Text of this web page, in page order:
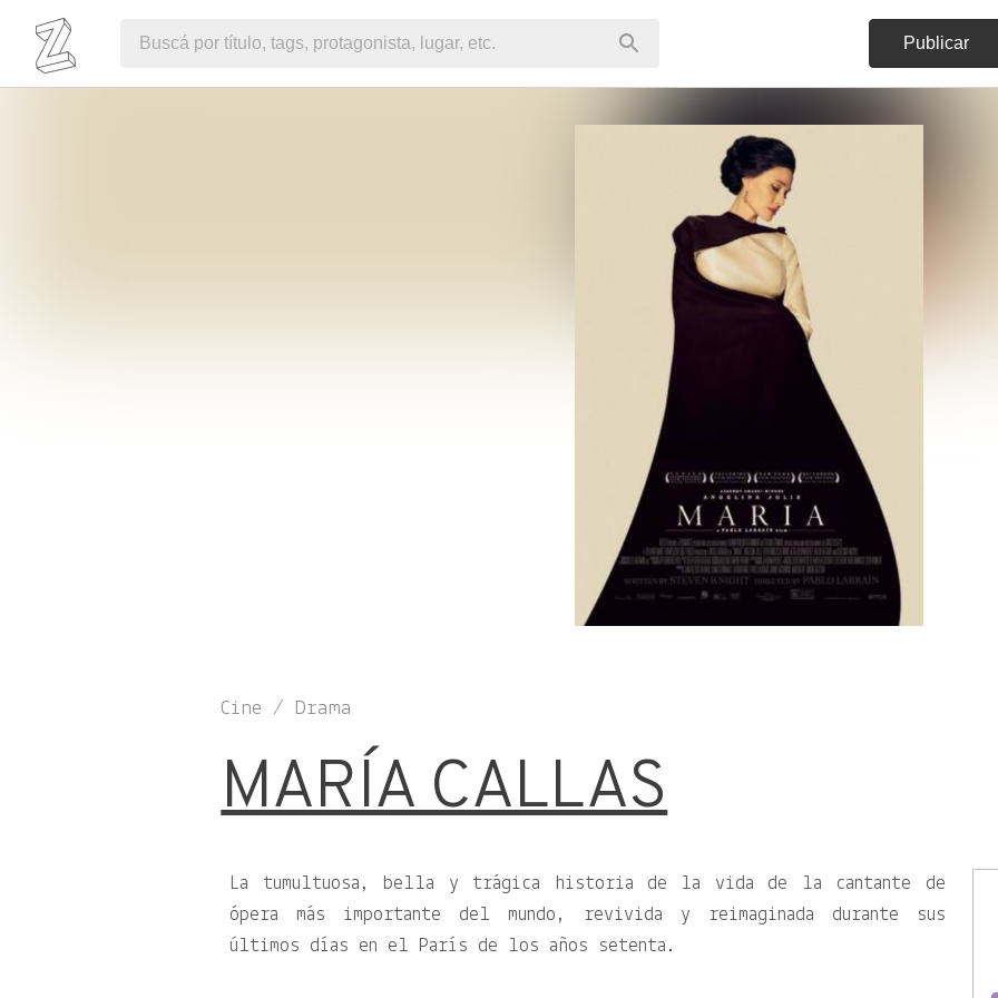
Publicar
Cine / Drama
MARÍA CALLAS
La tumultuosa, bella y trágica historia de la vida de la cantante de
ópera más importante del mundo, revivida y reimaginada durante sus
últimos días en el París de los años setenta.